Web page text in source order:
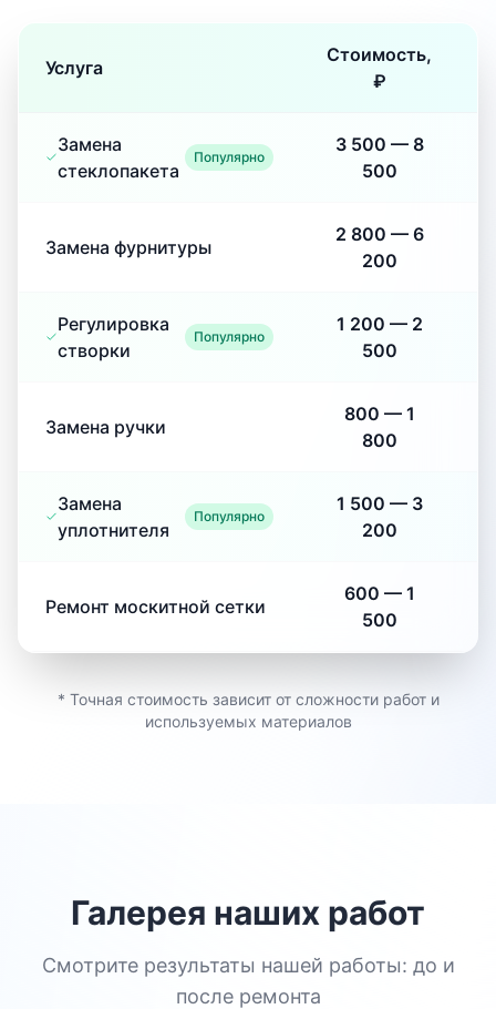
Услуга
Стоимость,
₽
Замена
стеклопакета
Популярно
3 500 — 8
500
Замена фурнитуры
2 800 — 6
200
Регулировка
створки
Популярно
1 200 — 2
500
Замена ручки
800 — 1
800
Замена
уплотнителя
Популярно
1 500 — 3
200
Ремонт москитной сетки
600 — 1
500
* Точная стоимость зависит от сложности работ и
используемых материалов
Галерея наших работ
Смотрите результаты нашей работы: до и
после ремонта